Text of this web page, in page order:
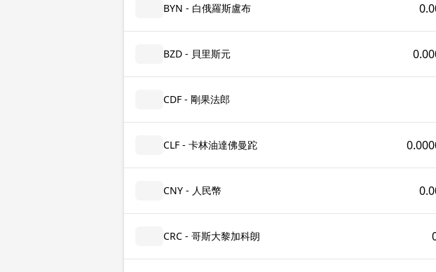
BYN - 白俄羅斯盧布
BZD - 貝里斯元
CDF - 剛果法郎
CLF - 卡林油達佛曼跎
CNY - 人民幣
CRC - 哥斯大黎加科朗